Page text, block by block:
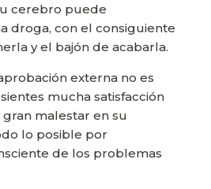
cerebro puede
droga, con el consiguiente
y el bajón de acabarla.
externa no es
mucha satisfacción
malestar en su
lo posible por
de los problemas